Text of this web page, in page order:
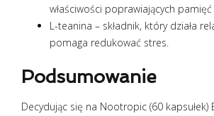
właściwości poprawiających
L-teanina – składnik, który działa
pomaga redukować stres.
Podsumowanie
Decydując się na Nootropic (60 kapsułek)